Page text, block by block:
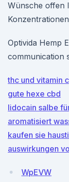
Wünsche offen
Optivida Hemp
communication
thc und vitamin c
gute hexe cbd
lidocain salbe
aromatisiert
kaufen sie
auswirkungen
WpEVW